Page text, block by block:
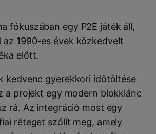
fókuszában egy P2E játék áll,
az 1990-es évek közkedvelt
előtt.
kedvenc gyerekkori időtöltése
a projekt egy modern blokklánc
rá. Az integráció most egy
réteget szólít meg, amely